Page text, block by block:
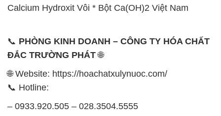
🌐 Website: https://hoachatxulynuoc.com/
– 0933.920.505 – 028.3504.5555
028.3756.1841- 028.3756.1842
0902.765.866